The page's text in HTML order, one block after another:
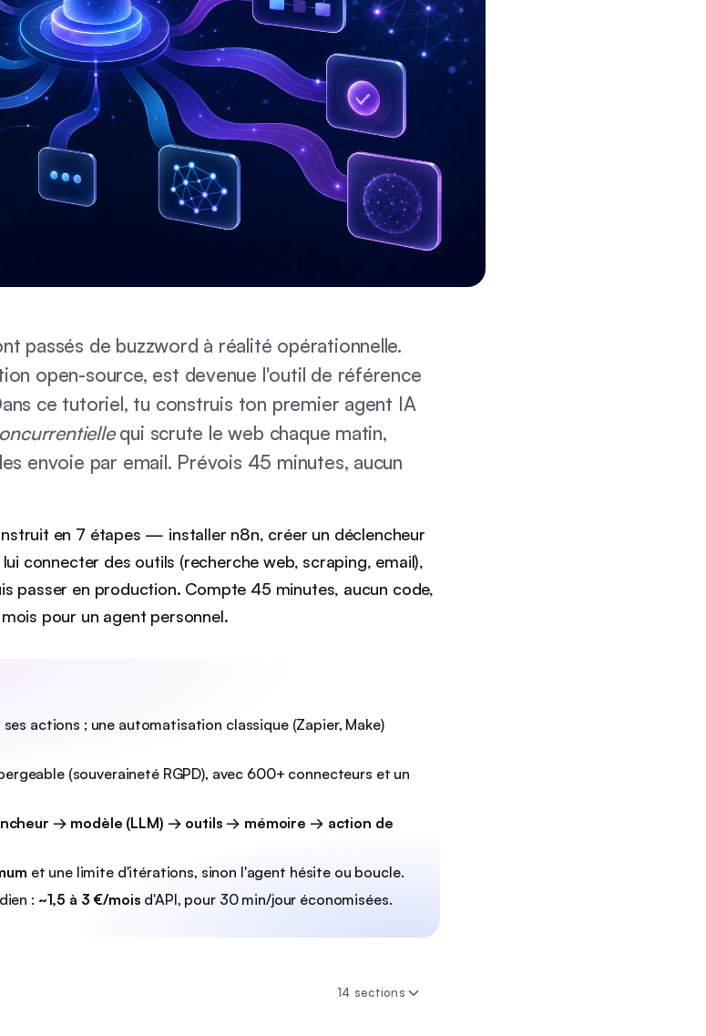
passés de buzzword à réalité opérationnelle.
open-source, est devenue l'outil de référence
ce tutoriel, tu construis ton premier agent IA
qui scrute le web chaque matin,
envoie par email. Prévois 45 minutes, aucun
en 7 étapes — installer n8n, créer un déclencheur
connecter des outils (recherche web, scraping, email),
passer en production. Compte 45 minutes, aucun code,
pour un agent personnel.
actions ; une automatisation classique (Zapier, Make)
(souveraineté RGPD), avec 600+ connecteurs et un
→ modèle (LLM) → outils → mémoire → action de
et une limite d'itérations, sinon l'agent hésite ou boucle.
: ~1,5 à 3 €/mois d'API, pour 30 min/jour économisées.
14 sections